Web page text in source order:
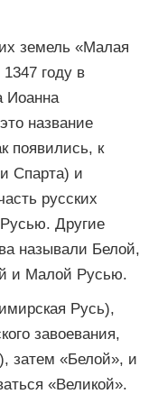
земель «Малая
году в
Иоанна
название
появились, к
Спарта) и
русских
Другие
называли Белой,
и Малой Русью.
Русь),
завоевания,
затем «Белой», и
«Великой».